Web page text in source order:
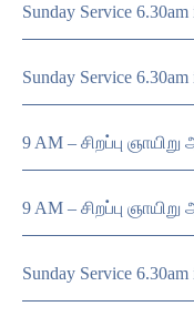
Sunday Service
Sunday Service
9 AM – சிறப்பு
9 AM – சிறப்பு
Sunday Service